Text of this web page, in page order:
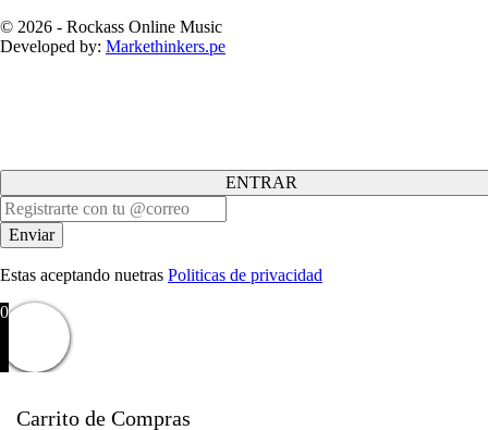
© 2026 - Rockass Online Music
Developed by: Markethinkers.pe
ENTRAR
Estas aceptando nuetras Politicas de privacidad
0
Carrito de Compras